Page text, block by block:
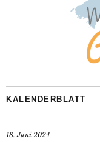
KALENDERBLATT
18. Juni 2024